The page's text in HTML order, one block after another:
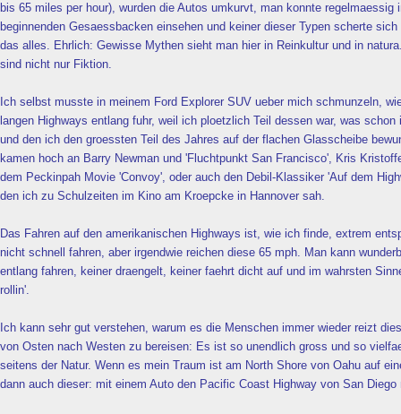
bis 65 miles per hour), wurden die Autos umkurvt, man konnte regelmaessig
beginnenden Gesaessbacken einsehen und keiner dieser Typen scherte
das alles. Ehrlich: Gewisse Mythen sieht man hier in Reinkultur und in
sind nicht nur Fiktion.
Ich selbst musste in meinem Ford Explorer SUV ueber mich schmunzeln,
langen Highways entlang fuhr, weil ich ploetzlich Teil dessen war, was schon
und den ich den groessten Teil des Jahres auf der flachen Glasscheibe
kamen hoch an Barry Newman und 'Fluchtpunkt San Francisco', Kris
dem Peckinpah Movie 'Convoy', oder auch den Debil-Klassiker 'Auf dem
den ich zu Schulzeiten im Kino am Kroepcke in Hannover sah.
Das Fahren auf den amerikanischen Highways ist, wie ich finde, extrem
nicht schnell fahren, aber irgendwie reichen diese 65 mph. Man kann
entlang fahren, keiner draengelt, keiner faehrt dicht auf und im wahrsten
rollin'.
Ich kann sehr gut verstehen, warum es die Menschen immer wieder reizt
von Osten nach Westen zu bereisen: Es ist so unendlich gross und so
seitens der Natur. Wenn es mein Traum ist am North Shore von Oahu auf
dann auch dieser: mit einem Auto den Pacific Coast Highway von San